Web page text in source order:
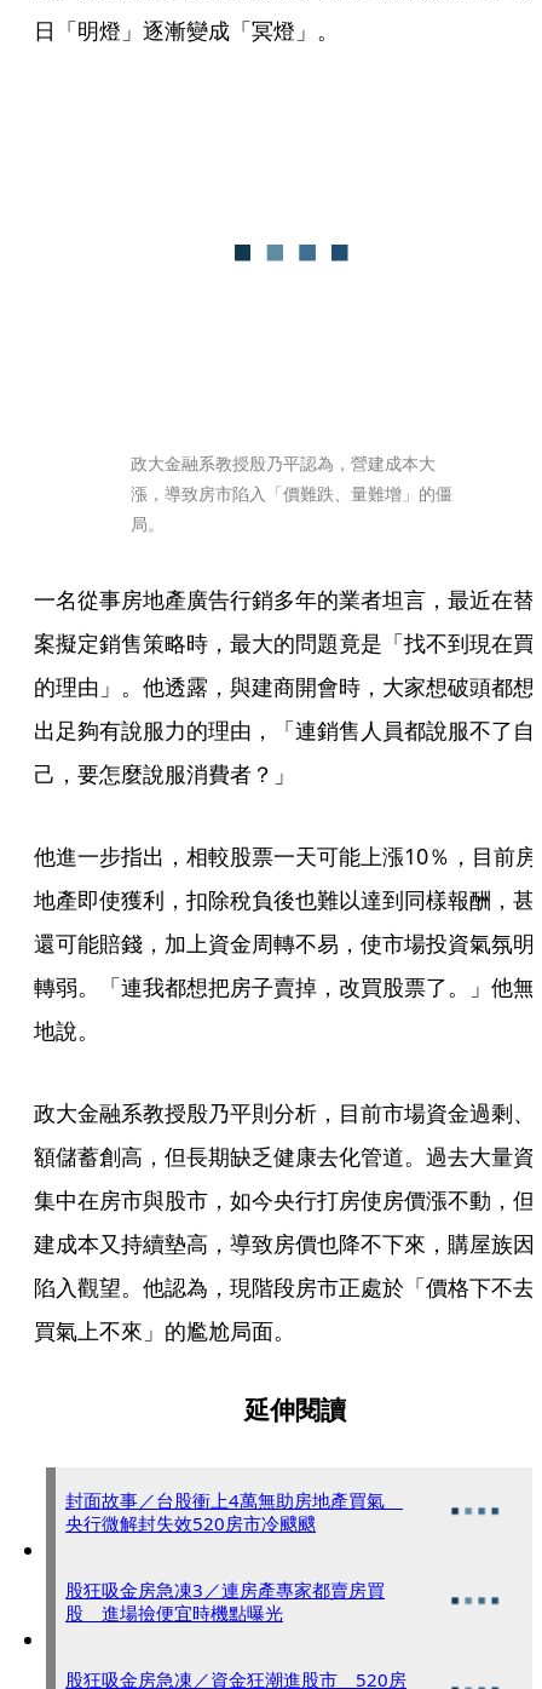
日「明燈」逐漸變成「冥燈」。
政大金融系教授殷乃平認為，營建成本大
漲，導致房市陷入「價難跌、量難增」的僵
局。
一名從事房地產廣告行銷多年的業者坦言，最近在替
案擬定銷售策略時，最大的問題竟是「找不到現在買
的理由」。他透露，與建商開會時，大家想破頭都想
出足夠有說服力的理由，「連銷售人員都說服不了自
己，要怎麼說服消費者？」
他進一步指出，相較股票一天可能上漲10％，目前房
地產即使獲利，扣除稅負後也難以達到同樣報酬，甚
還可能賠錢，加上資金周轉不易，使市場投資氣氛明
轉弱。「連我都想把房子賣掉，改買股票了。」他無
地說。
政大金融系教授殷乃平則分析，目前市場資金過剩、
額儲蓄創高，但長期缺乏健康去化管道。過去大量資
集中在房市與股市，如今央行打房使房價漲不動，但
建成本又持續墊高，導致房價也降不下來，購屋族因
陷入觀望。他認為，現階段房市正處於「價格下不去
買氣上不來」的尷尬局面。
延伸閱讀
封面故事／台股衝上4萬無助房地產買氣
央行微解封失效520房市冷颼颼
股狂吸金房急凍3／連房產專家都賣房買
股 進場撿便宜時機點曝光
股狂吸金房急凍／資金狂潮進股市 520房